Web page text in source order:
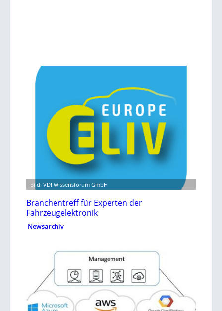
Bild: VDI Wissensforum GmbH
Branchentreff für Experten der
Fahrzeugelektronik
Newsarchiv